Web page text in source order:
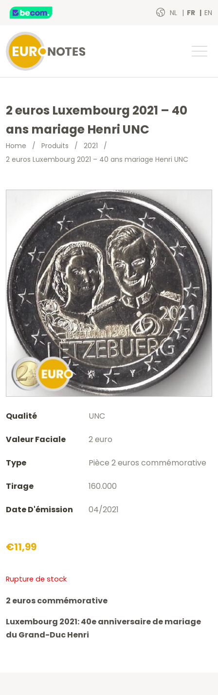
NL FR EN
2 euros Luxembourg 2021 – 40
ans mariage Henri UNC
Home / Produits / 2021 /
2 euros Luxembourg 2021 – 40 ans mariage Henri UNC
Qualité UNC
Valeur Faciale 2 euro
Type Pièce 2 euros commémorative
Tirage 160.000
Date D'émission 04/2021
€11,99
Rupture de stock
2 euros commémorative
Luxembourg 2021: 40e anniversaire de mariage
du Grand-Duc Henri